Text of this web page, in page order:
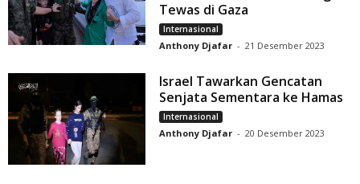
Tewas di Gaza
Internasional
Anthony Djafar - 21 Desember 2023
Israel Tawarkan Gencatan
Senjata Sementara ke Hamas
Internasional
Anthony Djafar - 20 Desember 2023